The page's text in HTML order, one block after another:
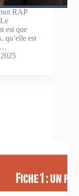
RAP
est que
qu’elle est